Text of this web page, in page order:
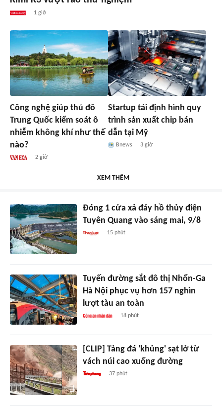
1 giờ
Công nghệ giúp thủ đô
Trung Quốc kiểm soát ô
nhiễm không khí như thế
nào?
2 giờ
Startup tái định hình quy
trình sản xuất chip bán
dẫn tại Mỹ
Bnews 3 giờ
XEM THÊM
Đóng 1 cửa xả đáy hồ thủy điện
Tuyên Quang vào sáng mai, 9/8
15 phút
Tuyến đường sắt đô thị Nhổn-Ga
Hà Nội phục vụ hơn 157 nghìn
lượt tàu an toàn
18 phút
[CLIP] Tảng đá 'khủng' sạt lở từ
vách núi cao xuống đường
37 phút